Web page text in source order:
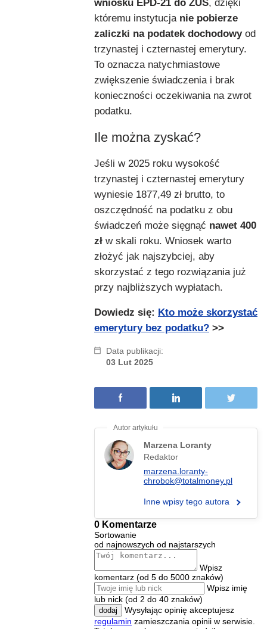
wniosku EPD-21 do ZUS, dzięki
któremu instytucja nie pobierze
zaliczki na podatek dochodowyod
trzynastej i czternastej emerytury.
To oznacza natychmiastowe
zwiększenie świadczenia i brak
konieczności oczekiwania na zwrot
podatku.
Ile można zyskać?
Jeśli w 2025 roku wysokość
trzynastej i czternastej emerytury
wyniesie 1877,49 zł brutto, to
oszczędność na podatku z obu
świadczeń może sięgnąć nawet 400
zł w skali roku. Wniosek warto
złożyć jak najszybciej, aby
skorzystać z tego rozwiązania już
przy najbliższych wypłatach.
Dowiedz się: Kto może skorzystać
emerytury bez podatku? >>
Data publikacji:
03 Lut 2025
Marzena Loranty
Redaktor
marzena.loranty-
chrobok@totalmoney.pl
Inne wpisy tego autora
0 Komentarze
Sortowanie
od najnowszych od najstarszych
Wpisz
komentarz (od 5 do 5000 znaków)
Wpisz imię
lub nick (od 2 do 40 znaków)
dodaj
Wysyłając opinię akceptujesz
regulamin zamieszczania opinii w serwisie.